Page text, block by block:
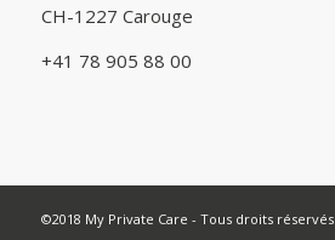
CH-1227 Carouge
+41 78 905 88 00
©2018 My Private Care - Tous droits réservés